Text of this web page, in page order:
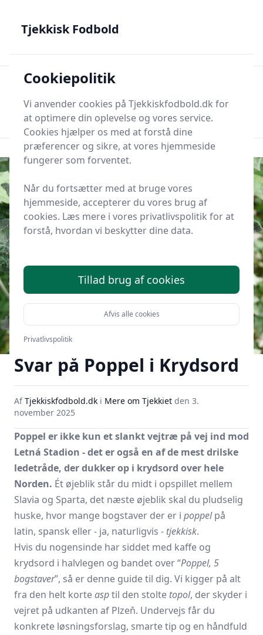
dansk
Søg nu
Svar på Poppel i Krydsord
AfTjekkiskfodbold.dk i Mere om Tjekkiet den 3.
november 2025
Poppel er ikke kun et slankt vejtræ på vej ind mod
Letná Stadion - det er også en af de mest drilske
ledetråde, der dukker op i krydsord over hele
Norden. Ét øjeblik står du midt i opspillet mellem
Slavia og Sparta, det næste øjeblik skal du pludselig
huske, hvor mange bogstaver der er i poppelpå
latin, spansk eller - ja, naturligvis - tjekkisk.
Hvis du nogensinde har siddet med kaffe og
krydsord i halvlegen og bandet over “Poppel, 5
bogstaver”, så er denne guide til dig. Vi kigger på alt
fra den helt korteasptil den stolte topol, der skyder i
vejret på udkanten af Plzeň. Undervejs får du
konkrete løsningsforslag, smarte tip og en håndfuld
Tjekkisk Fodbold
Cookiepolitik
Vi anvender cookies på Tjekkiskfodbold.dk for
at optimere din oplevelse og vores service.
Cookies hjælper os med at forstå dine
præferencer og sikre, at vores hjemmeside
fungerer som forventet.
Når du fortsætter med at bruge vores
hjemmeside, accepterer du vores brug af
cookies. Læs mere i vores privatlivspolitik for at
forstå, hvordan vi beskytter dine data.
Tillad brug af cookies
Afvis alle cookies
Privatlivspolitik